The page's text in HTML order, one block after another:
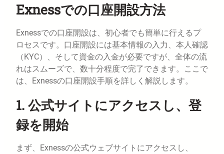
Exnessでの口座開設方法
Exnessでの口座開設は、初心者でも簡単に行えるプ
ロセスです。口座開設には基本情報の入力、本人確認
（KYC）、そして資金の入金が必要ですが、全体の流
れはスムーズで、数十分程度で完了できます。ここで
は、Exnessの口座開設手順を詳しく解説します。
1. 公式サイトにアクセスし、登
録を開始
まず、Exnessの公式ウェブサイトにアクセスし、